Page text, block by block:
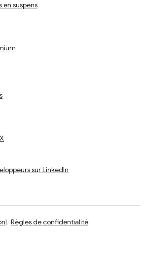
en suspens
sur LinkedIn
Règles de confidentialité